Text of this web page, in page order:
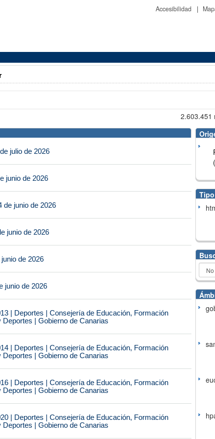
Accesibilidad |
2.603.451
julio de 2026
junio de 2026
de junio de 2026
junio de 2026
de 2026
junio de 2026
| Deportes | Consejería de Educación, Formación
| Gobierno de Canarias
| Deportes | Consejería de Educación, Formación
| Gobierno de Canarias
| Deportes | Consejería de Educación, Formación
| Gobierno de Canarias
| Deportes | Consejería de Educación, Formación
| Gobierno de Canarias